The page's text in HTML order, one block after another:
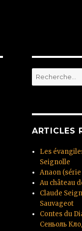
Recherche
pour
ARTICLES
Les
Seignolle
Anaon
Au château
Claude
Sauvageot
Contes du
Сеньоль